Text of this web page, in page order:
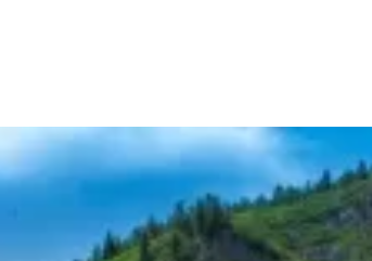
Что привезти (сувениры)
О
Как